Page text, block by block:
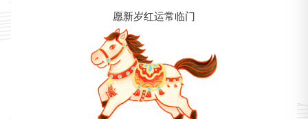
愿新岁红运常临门